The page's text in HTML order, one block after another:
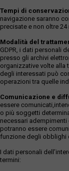
Tempi di
navigazione saranno
precisate e non oltre 24
Modalità del
GDPR, i dati personali
presso gli archivi
organizzative volte alla
degli interessati può
operazioni tra quelle
Comunicazione e
essere
o più soggetti
necessari
potranno essere
funzione degli obblighi
I dati personali
termini: